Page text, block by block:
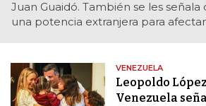
Juan Guaidó. También se les
una potencia extranjera para
VENEZUELA
Leopoldo
Venezuela